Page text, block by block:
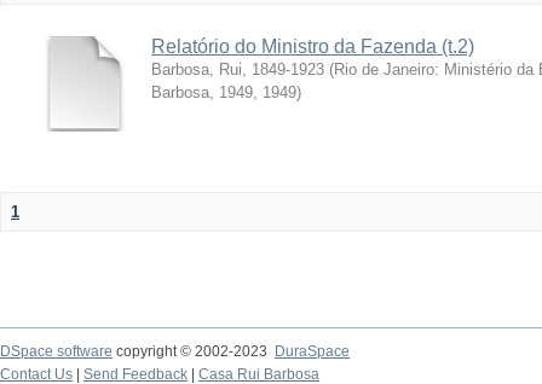
Relatório do Ministro da Fazenda (t.2)
Barbosa, Rui, 1849-1923 (Rio de Janeiro: Ministério
Barbosa, 1949, 1949)
1
DSpace software copyright © 2002-2023
DuraSpace
Contact Us
Send Feedback Casa Rui Barbosa